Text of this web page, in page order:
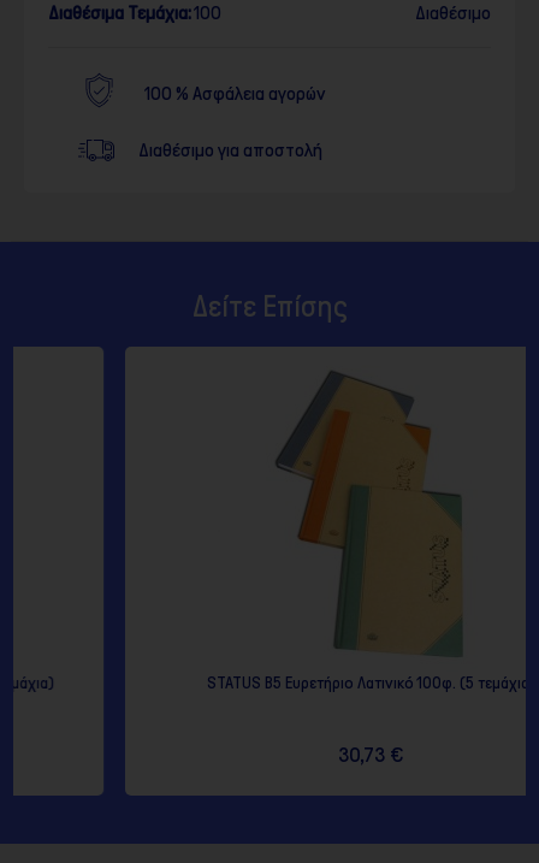
Διαθέσιμα Τεμάχια:100 Διαθέσιμο
100 % Ασφάλεια αγορών
Διαθέσιμο για αποστολή
Δείτε Επίσης
STATUS B5 Ευρετήριο Λατινικό 100φ. (5 τεμάχια)